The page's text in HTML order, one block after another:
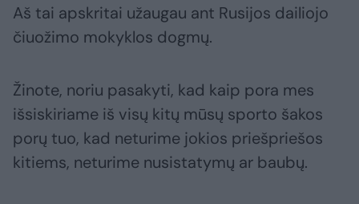
Aš tai apskritai užaugau ant Rusijos dailiojo
čiuožimo mokyklos dogmų.
Žinote, noriu pasakyti, kad kaip pora mes
išsiskiriame iš visų kitų mūsų sporto šakos
porų tuo, kad neturime jokios priešpriešos
kitiems, neturime nusistatymų ar baubų.